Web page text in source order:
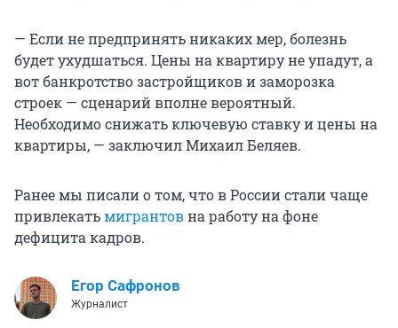
— Если не предпринять никаких мер, болезнь
будет ухудшаться. Цены на квартиру не упадут, а
вот банкротство застройщиков и заморозка
строек — сценарий вполне вероятный.
Необходимо снижать ключевую ставку и цены на
квартиры, — заключил Михаил Беляев.
Ранее мы писали о том, что в России стали чаще
привлекатьмигрантовна работу на фоне
дефицита кадров.
Егор Сафронов
Журналист